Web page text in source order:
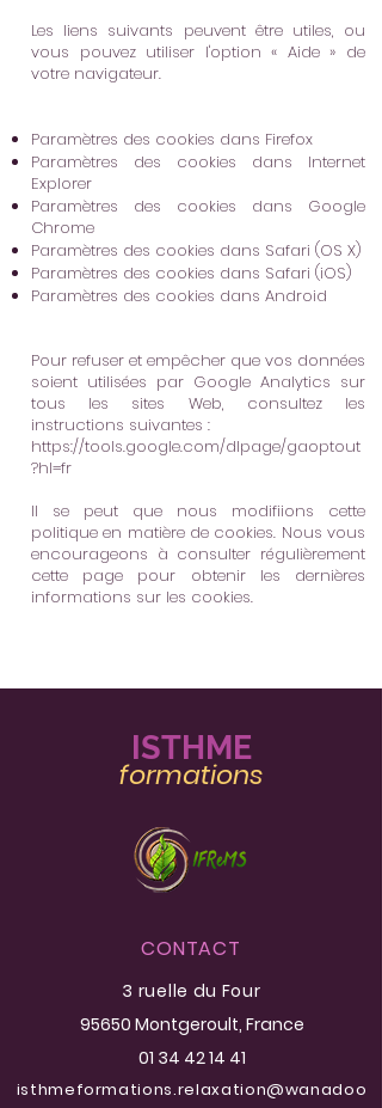
Les liens suivants peuvent être utiles, ou
vous pouvez utiliser l'option « Aide » de
votre navigateur.
Paramètres des cookies dans Firefox
Paramètres des cookies dans Internet
Explorer
Paramètres des cookies dans Google
Chrome
Paramètres des cookies dans Safari (OS X)
Paramètres des cookies dans Safari (iOS)
Paramètres des cookies dans Android
Pour refuser et empêcher que vos données
soient utilisées par Google Analytics sur
tous les sites Web, consultez les
instructions suivantes :
https://tools.google.com/dlpage/gaoptout
?hl=fr
Il se peut que nous modifiions cette
politique en matière de cookies. Nous vous
encourageons à consulter régulièrement
cette page pour obtenir les dernières
informations sur les cookies.
ISTHME
formations
CONTACT
3 ruelle du Four
95650 Montgeroult, France
01 34 42 14 41
isthmeformations.relaxation@wanadoo